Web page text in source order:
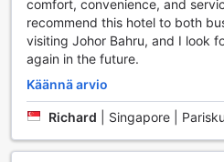
St. Giles Southkey:
Oleskeluasi
St. Giles Southkey tarjoaa
mukavuuspalveluja, jotka
ja miellyttävän. Hotellin
siisteinä ja raikkaina. Lisäksi
comfort, convenience, and
recommend this hotel to both
visiting Johor Bahru, and I look
again in the future.
Käännä arvio
Richard Singapore |